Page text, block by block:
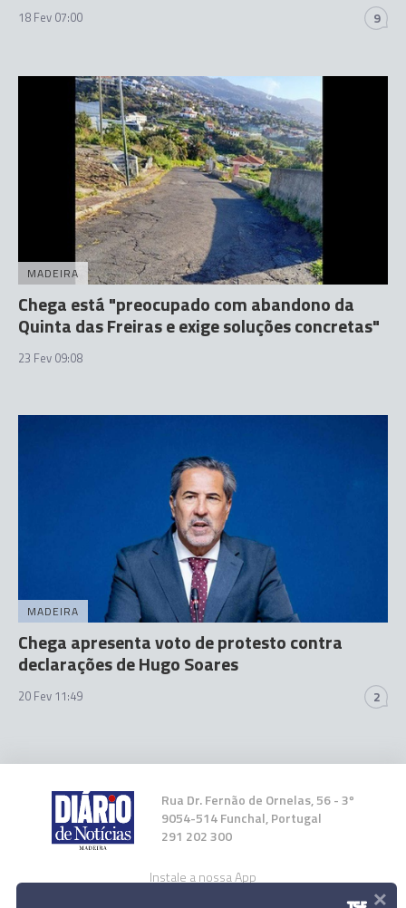
18 Fev 07:00 9
MADEIRA
Chega está "preocupado com abandono da
Quinta das Freiras e exige soluções concretas"
23 Fev 09:08
MADEIRA
Chega apresenta voto de protesto contra
declarações de Hugo Soares
20 Fev 11:49 2
Rua Dr. Fernão de Ornelas, 56 - 3º
9054-514 Funchal, Portugal
291 202 300
Instale a nossa App ×